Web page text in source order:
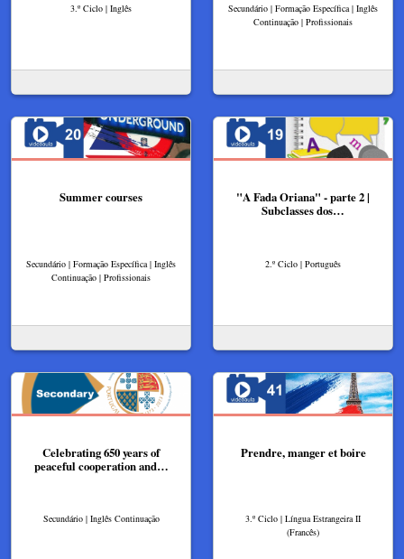
3.º Ciclo | Inglês
Secundário | Formação Específica | Inglês
Continuação | Profissionais
Summer courses
Secundário | Formação Específica | Inglês
Continuação | Profissionais
"A Fada Oriana" - parte 2 |
Subclasses dos…
2.º Ciclo | Português
Celebrating 650 years of
peaceful cooperation and…
Secundário | Inglês Continuação
Prendre, manger et boire
3.º Ciclo | Língua Estrangeira II
(Francês)